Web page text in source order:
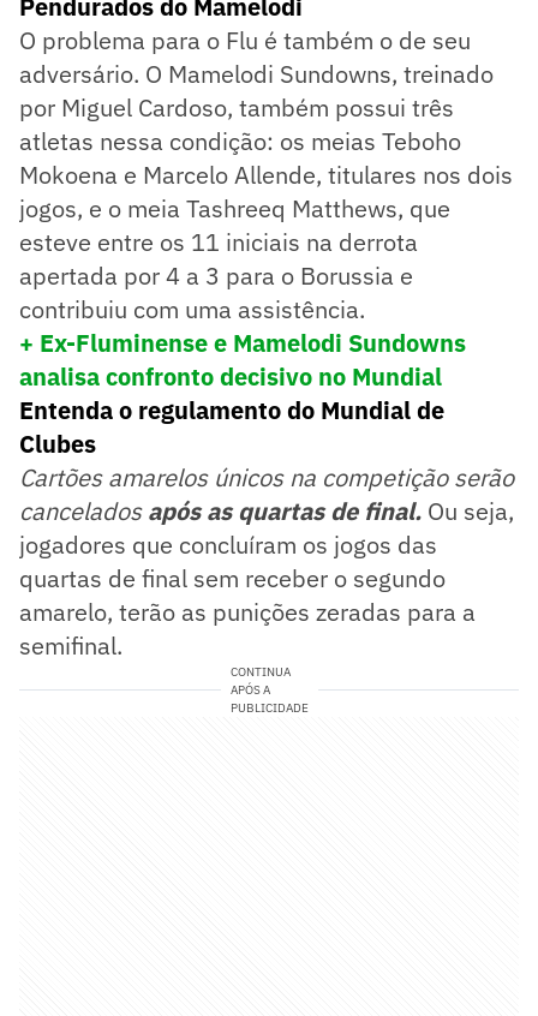
Pendurados do Mamelodi
O problema para o Flu é também o de seu
adversário. O Mamelodi Sundowns, treinado
por Miguel Cardoso, também possui três
atletas nessa condição: os meias Teboho
Mokoena e Marcelo Allende, titulares nos dois
jogos, e o meia Tashreeq Matthews, que
esteve entre os 11 iniciais na derrota
apertada por 4 a 3 para o Borussia e
contribuiu com uma assistência.
+ Ex-Fluminense e Mamelodi Sundowns
analisa confronto decisivo no Mundial
Entenda o regulamento do Mundial de
Clubes
Cartões amarelos únicos na competição serão
canceladosapós as quartas de final. Ou seja,
jogadores que concluíram os jogos das
quartas de final sem receber o segundo
amarelo, terão as punições zeradas para a
semifinal.
CONTINUA
APÓS A
PUBLICIDADE